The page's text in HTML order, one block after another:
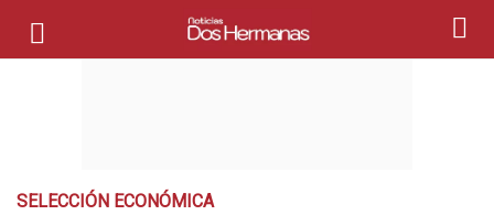
SELECCIÓN ECONÓMICA